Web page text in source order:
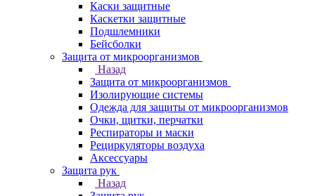
Каски защитные
Каскетки защитные
Подшлемники
Бейсболки
Защита от микроорганизмов
Назад
Защита от микроорганизмов
Изолирующие системы
Одежда для защиты от микроорганизмов
Очки, щитки, перчатки
Респираторы и маски
Рециркуляторы воздуха
Аксессуары
Защита рук
Назад